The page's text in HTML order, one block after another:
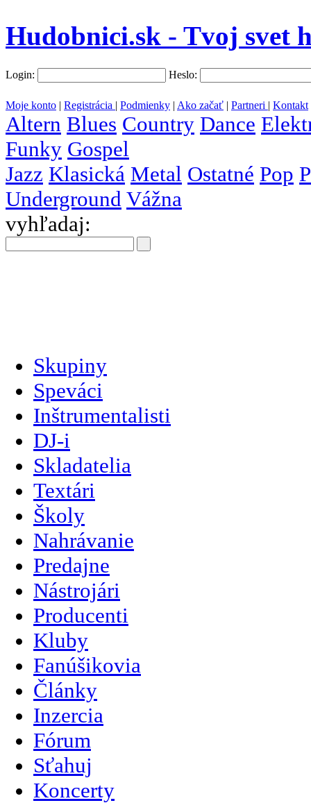
Hudobnici.sk - Tvoj svet
Login: Heslo:
Moje konto | Registrácia | Podmienky | Ako začať | Partneri | Kontakt
Altern Blues Country Dance
Funky Gospel
Jazz Klasická Metal Ostatné Pop
Underground Vážna
vyhľadaj:
Skupiny
Speváci
Inštrumentalisti
DJ-i
Skladatelia
Textári
Školy
Nahrávanie
Predajne
Nástrojári
Producenti
Kluby
Fanúšikovia
Články
Inzercia
Fórum
Sťahuj
Koncerty